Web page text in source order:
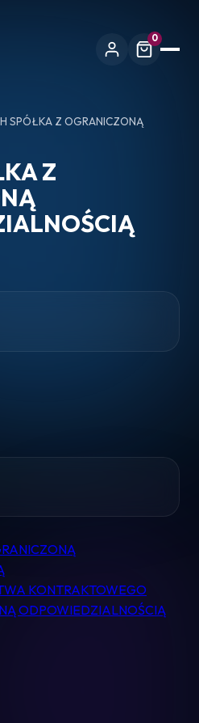
0
SPÓŁKA Z OGRANICZONĄ
Z
KONTRAKTOWEGO
ODPOWIEDZIALNOŚCIĄ